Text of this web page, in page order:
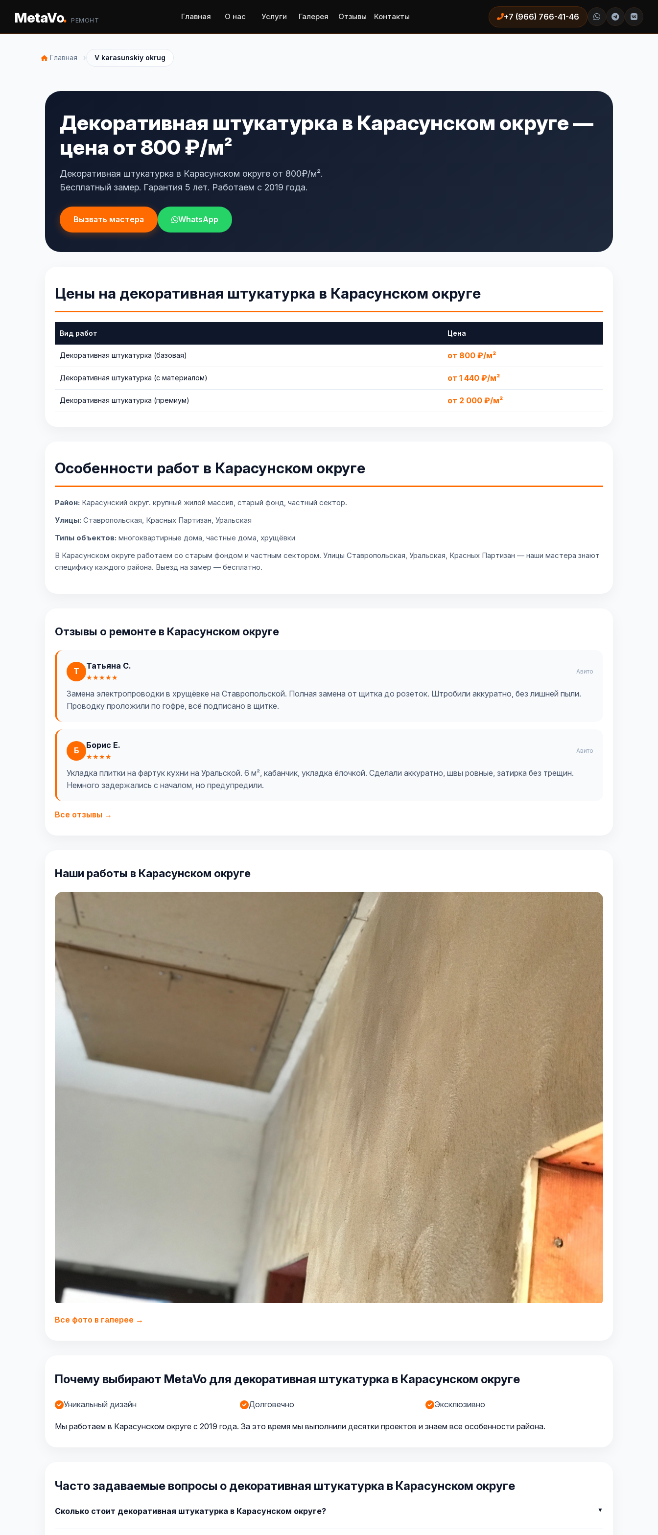
MetaVo. РЕМОНТ Главная О нас Услуги Галерея Отзывы Контакты +7 (966) 766-41-46
Главная › V karasunskiy okrug
Декоративная штукатурка в Карасунском округе —
цена от 800 ₽/м²
Декоративная штукатурка в Карасунском округе от 800₽/м².
Бесплатный замер. Гарантия 5 лет. Работаем с 2019 года.
Вызвать мастера WhatsApp
Цены на декоративная штукатурка в Карасунском округе
Вид работ Цена
Декоративная штукатурка (базовая) от 800 ₽/м²
Декоративная штукатурка (с материалом) от 1 440 ₽/м²
Декоративная штукатурка (премиум) от 2 000 ₽/м²
Особенности работ в Карасунском округе
Район: Карасунский округ. крупный жилой массив, старый фонд, частный сектор.
Улицы: Ставропольская, Красных Партизан, Уральская
Типы объектов: многоквартирные дома, частные дома, хрущёвки
В Карасунском округе работаем со старым фондом и частным сектором. Улицы Ставропольская, Уральская, Красных Партизан — наши мастера знают
специфику каждого района. Выезд на замер — бесплатно.
Отзывы о ремонте в Карасунском округе
Т
Татьяна С.
★★★★★
Авито
Замена электропроводки в хрущёвке на Ставропольской. Полная замена от щитка до розеток. Штробили аккуратно, без лишней пыли.
Проводку проложили по гофре, всё подписано в щитке.
Б
Борис Е.
★★★★
Авито
Укладка плитки на фартук кухни на Уральской. 6 м², кабанчик, укладка ёлочкой. Сделали аккуратно, швы ровные, затирка без трещин.
Немного задержались с началом, но предупредили.
Все отзывы →
Наши работы в Карасунском округе
Все фото в галерее →
Почему выбирают MetaVo для декоративная штукатурка в Карасунском округе
Уникальный дизайн Долговечно Эксклюзивно
Мы работаем в Карасунском округе с 2019 года. За это время мы выполнили десятки проектов и знаем все особенности района.
Часто задаваемые вопросы о декоративная штукатурка в Карасунском округе
Сколько стоит декоративная штукатурка в Карасунском округе?